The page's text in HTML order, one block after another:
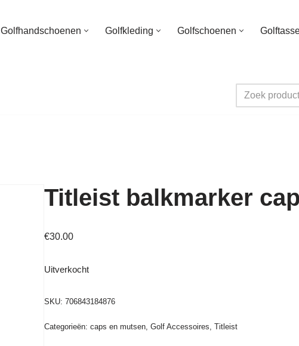
Golfhandschoenen Golfkleding Golfschoenen
Titleist balkmarker
€30.00
Uitverkocht
SKU:706843184876
Categorieën:caps en mutsen,Golf Accessoires,Titleist